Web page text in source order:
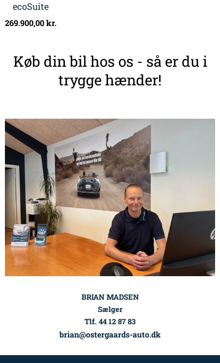
ecoSuite
269.900,00kr.
Køb din bil hos os - så er du i
trygge hænder!
BRIAN MADSEN
Sælger
Tlf. 44 12 87 83
brian@ostergaards-auto.dk